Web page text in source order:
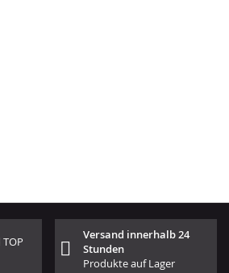
Versand innerhalb 24
Stunden
Produkte auf Lager